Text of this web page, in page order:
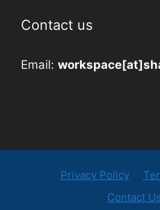
Contact us
Email:
Privacy Policy
Contact Us